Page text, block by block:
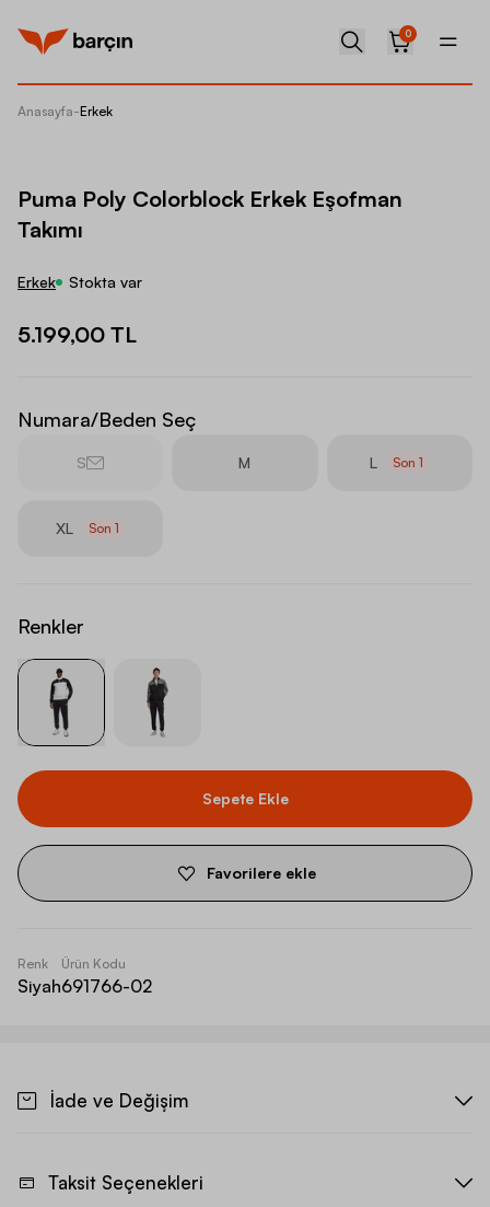
0
Anasayfa-Erkek
Puma Poly Colorblock Erkek Eşofman
Takımı
Erkek Stokta var
5.199,00 TL
Numara/Beden Seç
S M L Son 1
XL Son 1
Renkler
Sepete Ekle
Favorilere ekle
Renk
Siyah
Ürün Kodu
691766-02
İade ve Değişim
Taksit Seçenekleri